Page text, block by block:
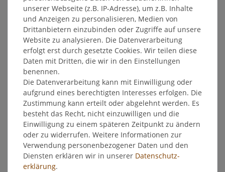
Hersteller
Bombastus Spitzwegerichblätter 75g lose -
Erkältungsmittel / Wundheilmittel
Pflanzliches Mittel bei Katarrhen der Luftwege, entzündlichen
Veränderungen der Mund- und Rachenschleimhaut sowie
entzündlichen Veränderungen der Haut.
Zusammensetzung:
100 g Arzneitee enthalten den Wirkstoff: 100 g
Spitzwegerichblätter. Sonstige Bestandteile sind nicht
enthalten.
Anwendung:
unserer Webseite (z.B. IP-Adresse), um z.B. Inhalte
und Anzeigen zu personalisieren, Medien von
Drittanbietern einzubinden oder Zugriffe auf unsere
Website zu analysieren. Die Datenverarbeitung
erfolgt erst durch gesetzte Cookies. Wir teilen diese
Daten mit Dritten, die wir in den Einstellungen
benennen.
Die Datenverarbeitung kann mit Einwilligung oder
aufgrund eines berechtigten Interesses erfolgen. Die
Zustimmung kann erteilt oder abgelehnt werden. Es
besteht das Recht, nicht einzuwilligen und die
Einwilligung zu einem späteren Zeitpunkt zu ändern
oder zu widerrufen. Weitere Informationen zur
Verwendung personenbezogener Daten und den
Diensten erklären wir in unserer Daten­schutz­
erklärung.